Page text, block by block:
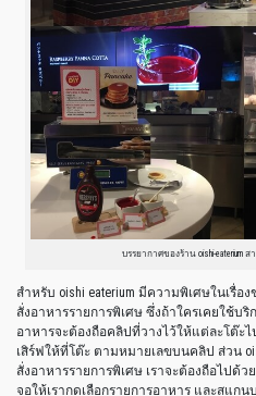
บรรยากาศของร้าน oishi-
สำหรับ oishi eaterium มีความพิเศษในเรื่อ
สั่งอาหารรายการพิเศษ ซึ่งถ้าใครเคยใช้บ
อาหารจะต้องถือคลิปที่วางไว้ให้แต่ละโต๊
เสิร์ฟให้ที่โต๊ะ ตามหมายเลขบนคลิป ส่วน
สั่งอาหารรายการพิเศษ เราจะต้องถือไปด้
จอให้เรากดเลือกรายการอาหาร และสแก